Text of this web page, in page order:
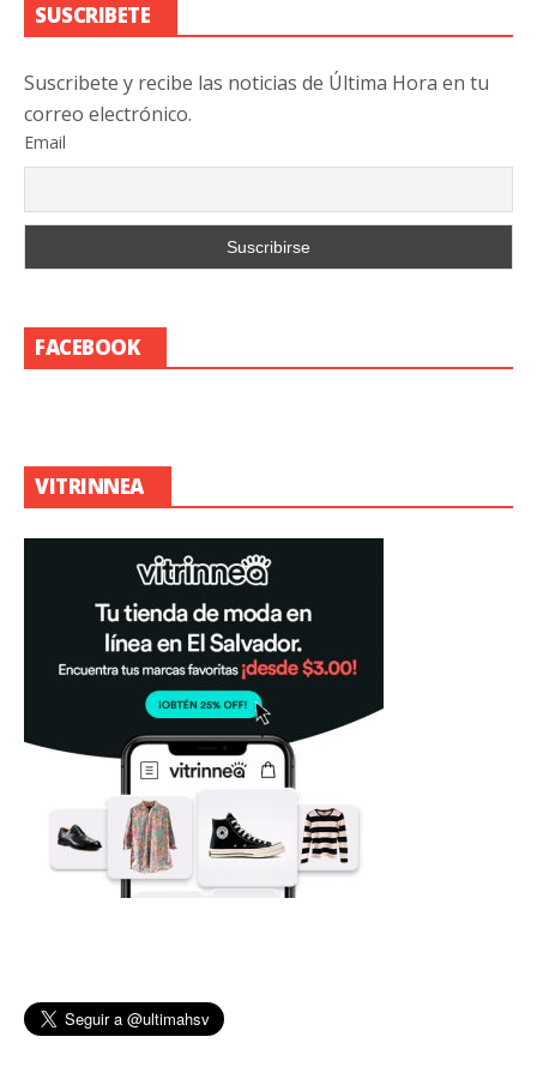
SUSCRIBETE
Suscribete y recibe las noticias de Última Hora en tu
correo electrónico.
Email
FACEBOOK
VITRINNEA